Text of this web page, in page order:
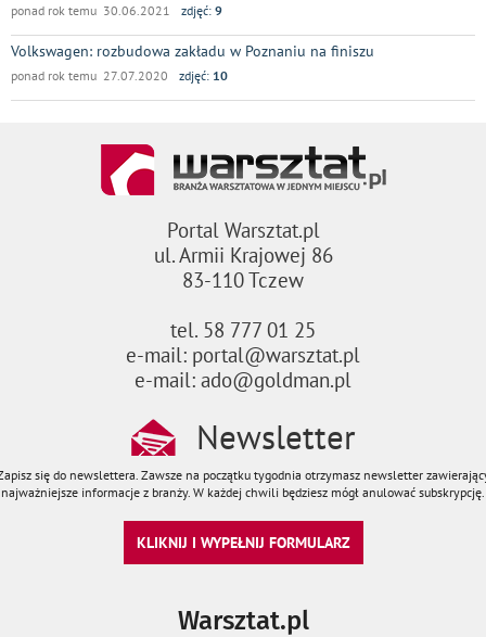
ponad rok temu 30.06.2021 zdjęć: 9
Volkswagen: rozbudowa zakładu w Poznaniu na finiszu
ponad rok temu 27.07.2020 zdjęć: 10
Portal Warsztat.pl
ul. Armii Krajowej 86
83-110 Tczew
tel. 58 777 01 25
e-mail: portal@warsztat.pl
e-mail: ado@goldman.pl
Newsletter
się do newslettera. Zawsze na początku tygodnia otrzymasz newsletter
najważniejsze informacje z branży. W każdej chwili będziesz mógł anulować subskrypcję.
KLIKNIJ I WYPEŁNIJ FORMULARZ
Warsztat.pl